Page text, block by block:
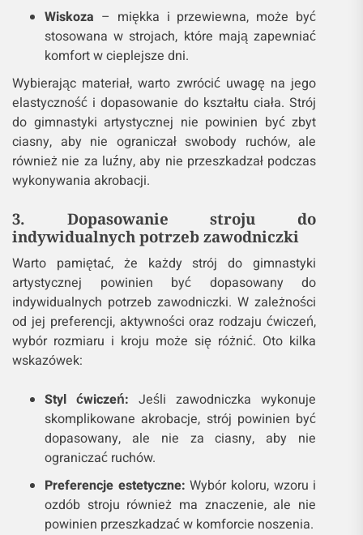
Wiskoza – miękka i przewiewna, może być
stosowana w strojach, które mają zapewniać
komfort w cieplejsze dni.
Wybierając materiał, warto zwrócić uwagę na jego
elastyczność i dopasowanie do kształtu ciała. Strój
do gimnastyki artystycznej nie powinien być zbyt
ciasny, aby nie ograniczał swobody ruchów, ale
również nie za luźny, aby nie przeszkadzał podczas
wykonywania akrobacji.
3. Dopasowanie stroju do
indywidualnych potrzeb zawodniczki
Warto pamiętać, że każdy strój do gimnastyki
artystycznej powinien być dopasowany do
indywidualnych potrzeb zawodniczki. W zależności
od jej preferencji, aktywności oraz rodzaju ćwiczeń,
wybór rozmiaru i kroju może się różnić. Oto kilka
wskazówek:
Styl ćwiczeń: Jeśli zawodniczka wykonuje
skomplikowane akrobacje, strój powinien być
dopasowany, ale nie za ciasny, aby nie
ograniczać ruchów.
Preferencje estetyczne: Wybór koloru, wzoru i
ozdób stroju również ma znaczenie, ale nie
powinien przeszkadzać w komforcie noszenia.